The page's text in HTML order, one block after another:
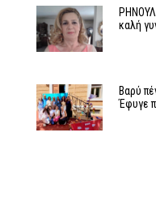
καλή
Βαρύ
Έφυγε